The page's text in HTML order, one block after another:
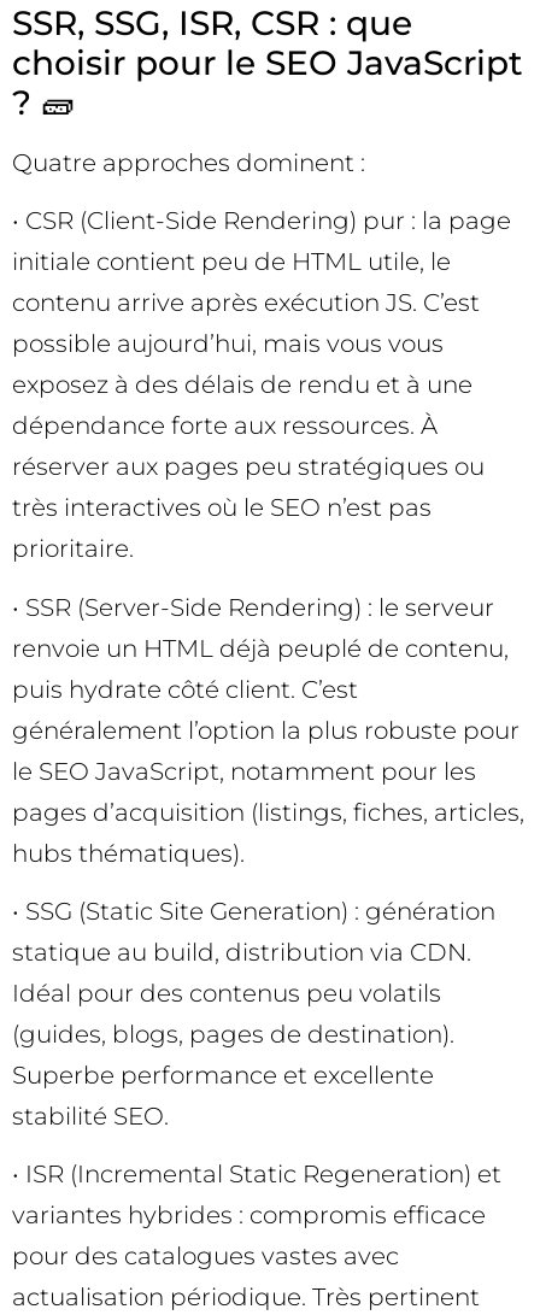
SSR, SSG, ISR, CSR : que
choisir pour le SEO JavaScript
? 🧱
Quatre approches dominent :
• CSR (Client-Side Rendering) pur : la page
initiale contient peu de HTML utile, le
contenu arrive après exécution JS. C’est
possible aujourd’hui, mais vous vous
exposez à des délais de rendu et à une
dépendance forte aux ressources. À
réserver aux pages peu stratégiques ou
très interactives où le SEO n’est pas
prioritaire.
• SSR (Server-Side Rendering) : le serveur
renvoie un HTML déjà peuplé de contenu,
puis hydrate côté client. C’est
généralement l’option la plus robuste pour
le SEO JavaScript, notamment pour les
pages d’acquisition (listings, fiches, articles,
hubs thématiques).
• SSG (Static Site Generation) : génération
statique au build, distribution via CDN.
Idéal pour des contenus peu volatils
(guides, blogs, pages de destination).
Superbe performance et excellente
stabilité SEO.
• ISR (Incremental Static Regeneration) et
variantes hybrides : compromis efficace
pour des catalogues vastes avec
actualisation périodique. Très pertinent